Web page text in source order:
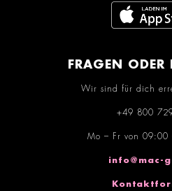
FRAGEN ODER
Wir sind für dich
+49 800
Mo – Fr von 09:00
info@mac-